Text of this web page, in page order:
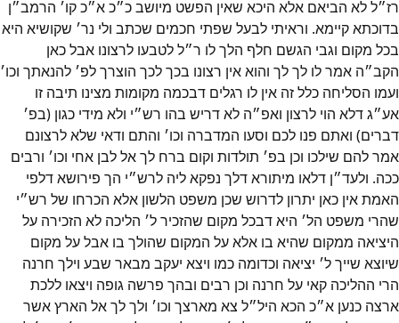
רז״ל לא הביאם אלא היכא שאין הפשט מיושב כ״כ א״כ קו׳ הרמב״ן
בדוכתא קיימא. וראיתי לבעל שפתי חכמים שכתב ולי נר׳ שקושיא היא
בכל מקום וגבי הגשם חלף הלך לו ר״ל לטבעו לרצונו אבל כאן
הקב״ה אמר לו לך לך והוא אין רצונו בכך לכך הוצרך לפ׳ להנאתך וכו׳
ועמו הסליחה כלל זה אין לו רגלים דבכמה מקומות מצינו תיבה זו
אע״ג דלא הוי לרצון ואפ״ה לא דריש בהו רש״י ולא מידי כגון (בפ׳
דברים) ואתם פנו לכם וסעו המדברה וכו׳ והתם ודאי שלא לרצונם
אמר להם שילכו וכן בפ׳ תולדות וקום ברח לך אל לבן אחי וכו׳ ורבים
ככה. ולעד״ן דלאו מיתורא דלך נפקא ליה לרש״י הך פירושא דלפי
האמת אין כאן יתרון לדרוש שכן משפט הלשון אלא הכרחו של רש״י
שהרי משפט הל׳ היא דבכל מקום שהזכיר ל׳ הליכה לא הזכירה על
היציאה ממקום שהיא בו אלא על המקום שהולך בו אבל על מקום
שיוצא שייך ל׳ יציאה וכדומה כמו ויצא יעקב מבאר שבע וילך חרנה
הרי ההליכה קאי על חרנה וכן רבים ובהך פרשה גופה ויצאו ללכת
ארצה כנען א״כ הכא היל״ל צא מארצך וכו׳ ולך לך אל הארץ אשר